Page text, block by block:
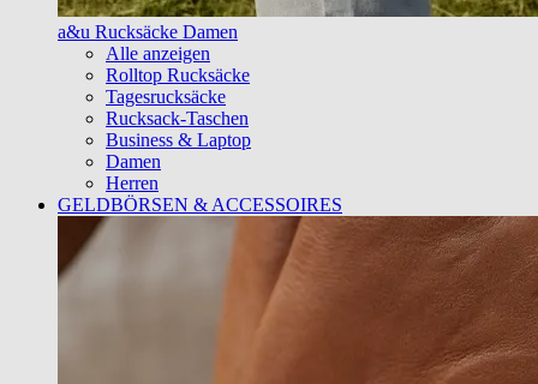
a&u Rucksäcke Damen
Alle anzeigen
Rolltop Rucksäcke
Tagesrucksäcke
Rucksack-Taschen
Business & Laptop
Damen
Herren
GELDBÖRSEN & ACCESSOIRES